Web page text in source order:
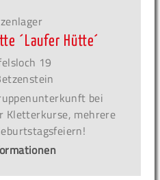
´Laufer Hütte´
19
bei
Kletterkurse, mehrere